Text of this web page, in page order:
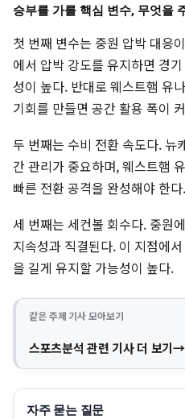
승부를 가를 핵심 변수, 무엇을
첫 번째 변수는 중원 압박 대응
에서 압박 강도를 유지하면 경
성이 높다. 반대로 웨스트햄 유
기회를 만들면 공간 활용 폭이
두 번째는 수비 전환 속도다. 뉴
간 관리가 중요하며, 웨스트햄
빠른 전환 공격을 완성해야 한다.
세 번째는 세컨볼 회수다. 중원
지속성과 직결된다. 이 지점에
을 길게 유지할 가능성이 높다.
같은 주제 기사 모아보기
스포츠분석 관련 기사 더 보기
자주 묻는 질문